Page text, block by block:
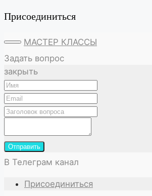
Присоединиться
МАСТЕР КЛАССЫ
Задать вопрос
закрыть
Отправить
В Телеграм канал
Присоединиться